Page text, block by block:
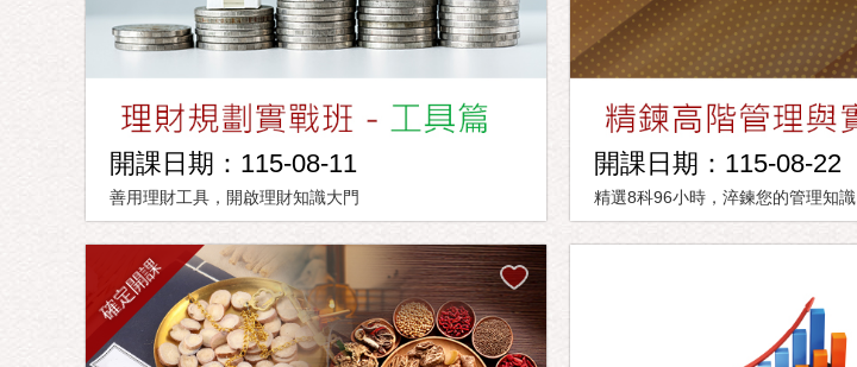
開課日期：115-08-11
善用理財工具，開啟理財知識大門
開課日期：115-08-22
精選8科96小時，淬鍊您的管理知識
確定開課